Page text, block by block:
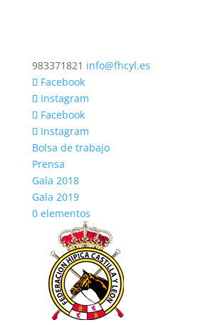
983371821 info@fhcyl.es
Facebook
Instagram
Facebook
Instagram
Bolsa de trabajo
Prensa
Gala 2018
Gala 2019
0 elementos